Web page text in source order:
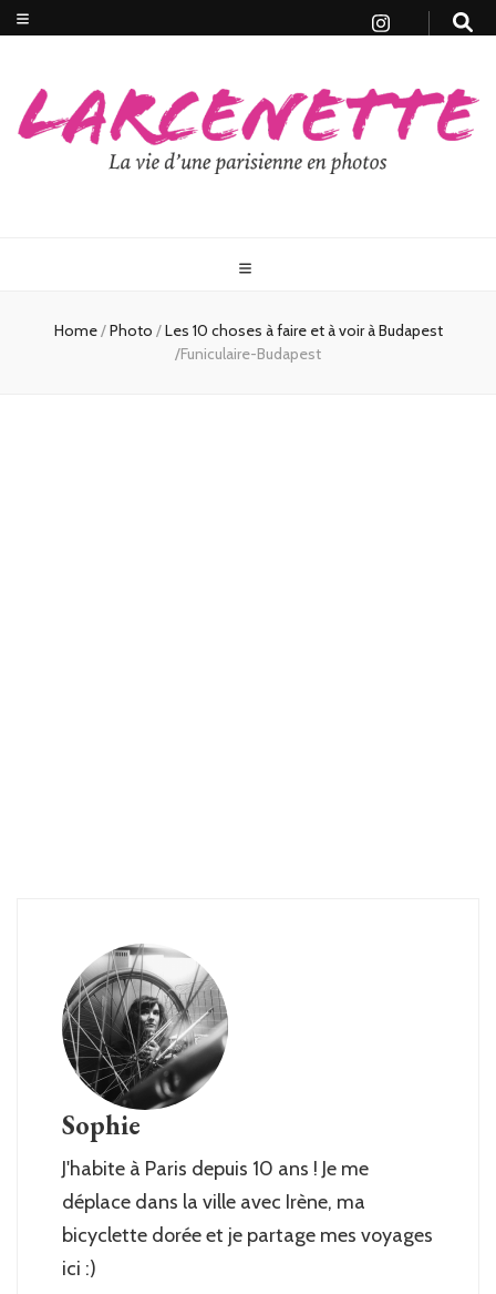
Home/Photo /Les 10 choses à faire et à voir à Budapest
/Funiculaire-Budapest
Sophie
J'habite à Paris depuis 10 ans ! Je me
déplace dans la ville avec Irène, ma
bicyclette dorée et je partage mes voyages
ici :)